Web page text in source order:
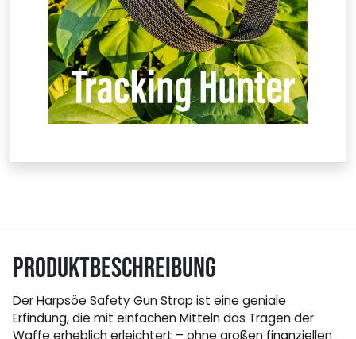
Produktbeschreibung
Der Harpsöe Safety Gun Strap ist eine geniale
Erfindung, die mit einfachen Mitteln das Tragen der
Waffe erheblich erleichtert – ohne großen finanziellen